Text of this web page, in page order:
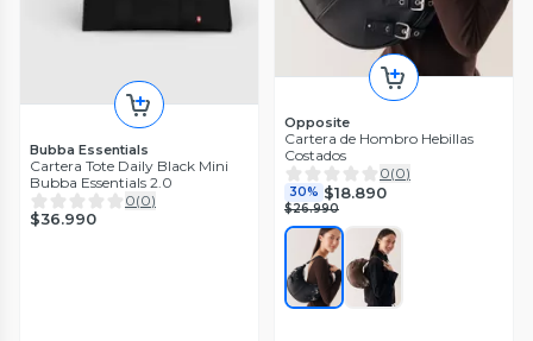
Bubba Essentials
Cartera Tote Daily Black Mini
Bubba Essentials 2.0
0(0)
$36.990
Opposite
Cartera de Hombro Hebillas
Costados
0(0)
30% $18.890
$26.990